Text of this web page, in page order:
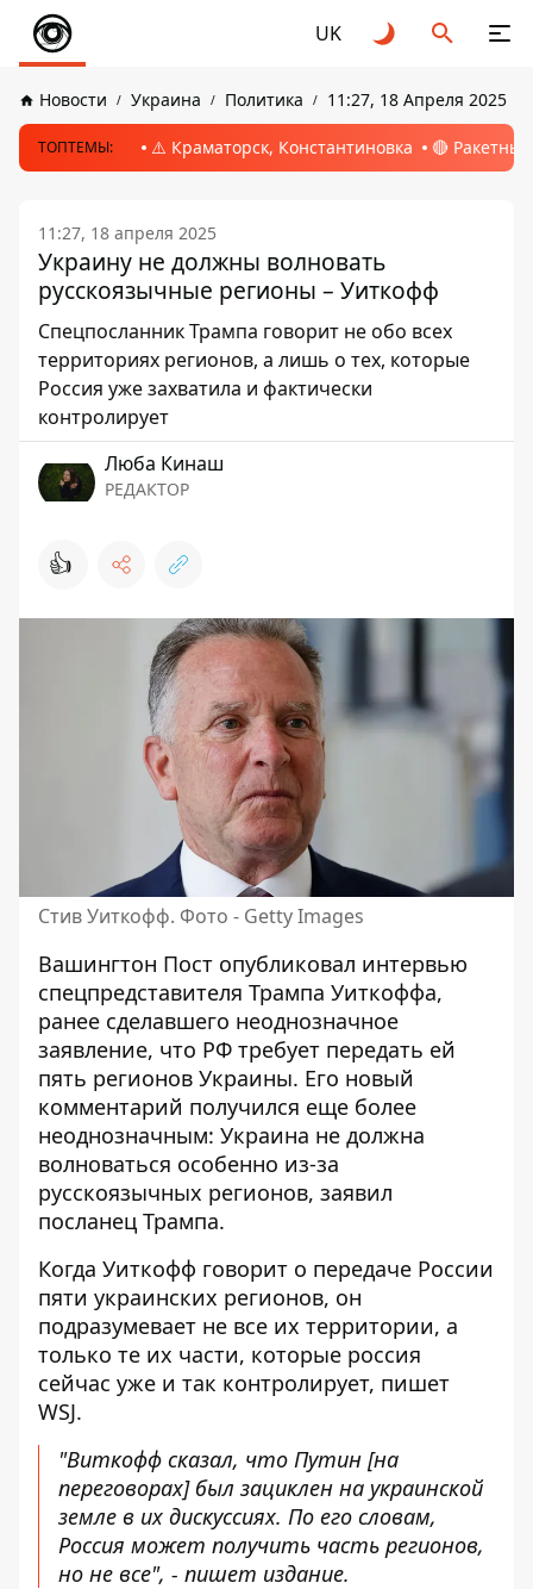
UK
Новости Украина Политика 11:27, 18 Апреля 2025
ТОПТЕМЫ: ⚠️ Краматорск, Константиновка 🔴
11:27, 18 апреля 2025
Украину не должны волновать
русскоязычные регионы – Уиткофф
Спецпосланник Трампа говорит не обо всех
территориях регионов, а лишь о тех, которые
Россия уже захватила и фактически
контролирует
Люба Кинаш
РЕДАКТОР
👍
Стив Уиткофф. Фото - Getty Images
Вашингтон Пост опубликовал интервью
спецпредставителя Трампа Уиткоффа,
ранее сделавшего неоднозначное
заявление, что РФ требует передать ей
пять регионов Украины. Его новый
комментарий получился еще более
неоднозначным: Украина не должна
волноваться особенно из-за
русскоязычных регионов, заявил
посланец Трампа.
Когда Уиткофф говорит о передаче России
пяти украинских регионов, он
подразумевает не все их территории, а
только те их части, которые россия
сейчас уже и так контролирует, пишет
WSJ.
"Виткофф сказал, что Путин [на
переговорах] был зациклен на украинской
земле в их дискуссиях. По его словам,
Россия может получить часть регионов,
но не все", - пишет издание.